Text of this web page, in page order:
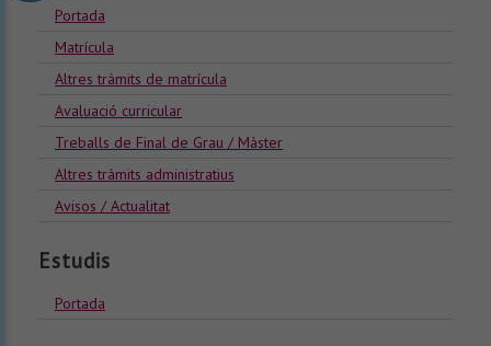
Portada
Matrícula
Altres tràmits de matrícula
Avaluació curricular
Treballs de Final de Grau / Màster
Altres tràmits administratius
Avisos / Actualitat
Estudis
Portada